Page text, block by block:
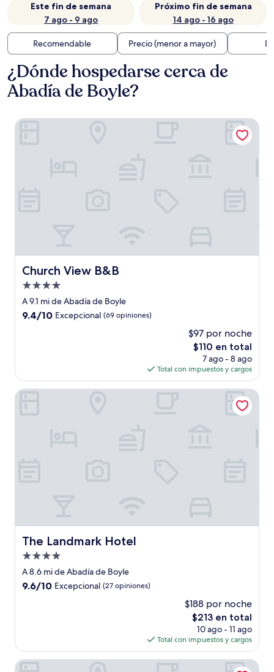
Este fin de semana
7 ago - 9 ago
Próximo fin de semana
14 ago - 16 ago
Recomendable Precio (menor a mayor)
¿Dónde hospedarse cerca de
Abadía de Boyle?
Church View B&B
Church View B&B
Propiedad
de
4.0
A 9.1 mi de Abadía de Boyle
9.4
9.4/10 Excepcional (69 opiniones)
$97 por noche
El
precio
actual
es
de
$110 en total
7 ago - 8 ago
Total con impuestos y cargos
Church View B&B
The Landmark Hotel
The Landmark Hotel
Propiedad
de
4.0
A 8.6 mi de Abadía de Boyle
9.6
9.6/10 Excepcional (27 opiniones)
$188 por noche
El
precio
actual
es
de
$213 en total
10 ago - 11 ago
Total con impuestos y cargos
The Landmark Hotel
Aisleigh Guest House